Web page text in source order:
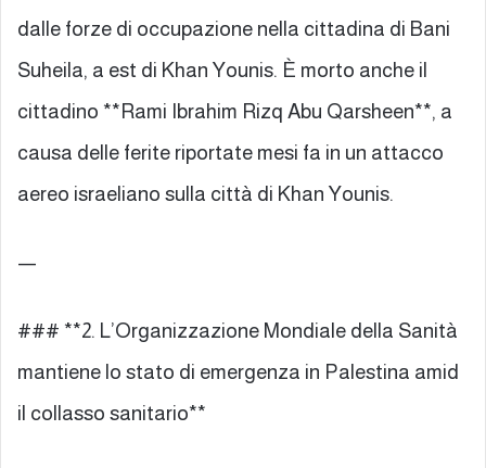
dalle forze di occupazione nella cittadina di Bani
Suheila, a est di Khan Younis. È morto anche il
cittadino **Rami Ibrahim Rizq Abu Qarsheen**, a
causa delle ferite riportate mesi fa in un attacco
aereo israeliano sulla città di Khan Younis.
—
### **2. L’Organizzazione Mondiale della Sanità
mantiene lo stato di emergenza in Palestina amid
il collasso sanitario**